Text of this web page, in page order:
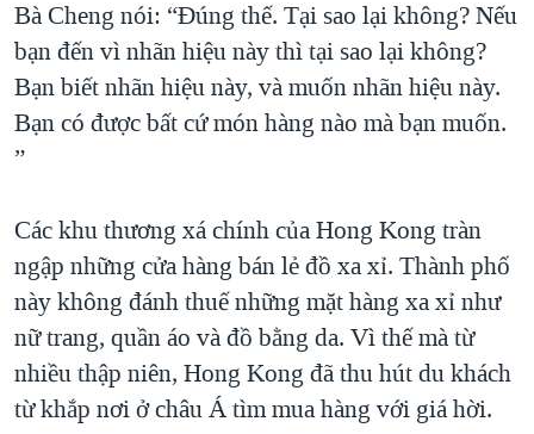
Bà Cheng nói: “Đúng thế. Tại sao lại không? Nếu
bạn đến vì nhãn hiệu này thì tại sao lại không?
Bạn biết nhãn hiệu này, và muốn nhãn hiệu này.
Bạn có được bất cứ món hàng nào mà bạn muốn.
”
Các khu thương xá chính của Hong Kong tràn
ngập những cửa hàng bán lẻ đồ xa xỉ. Thành phố
này không đánh thuế những mặt hàng xa xỉ như
nữ trang, quần áo và đồ bằng da. Vì thế mà từ
nhiều thập niên, Hong Kong đã thu hút du khách
từ khắp nơi ở châu Á tìm mua hàng với giá hời.